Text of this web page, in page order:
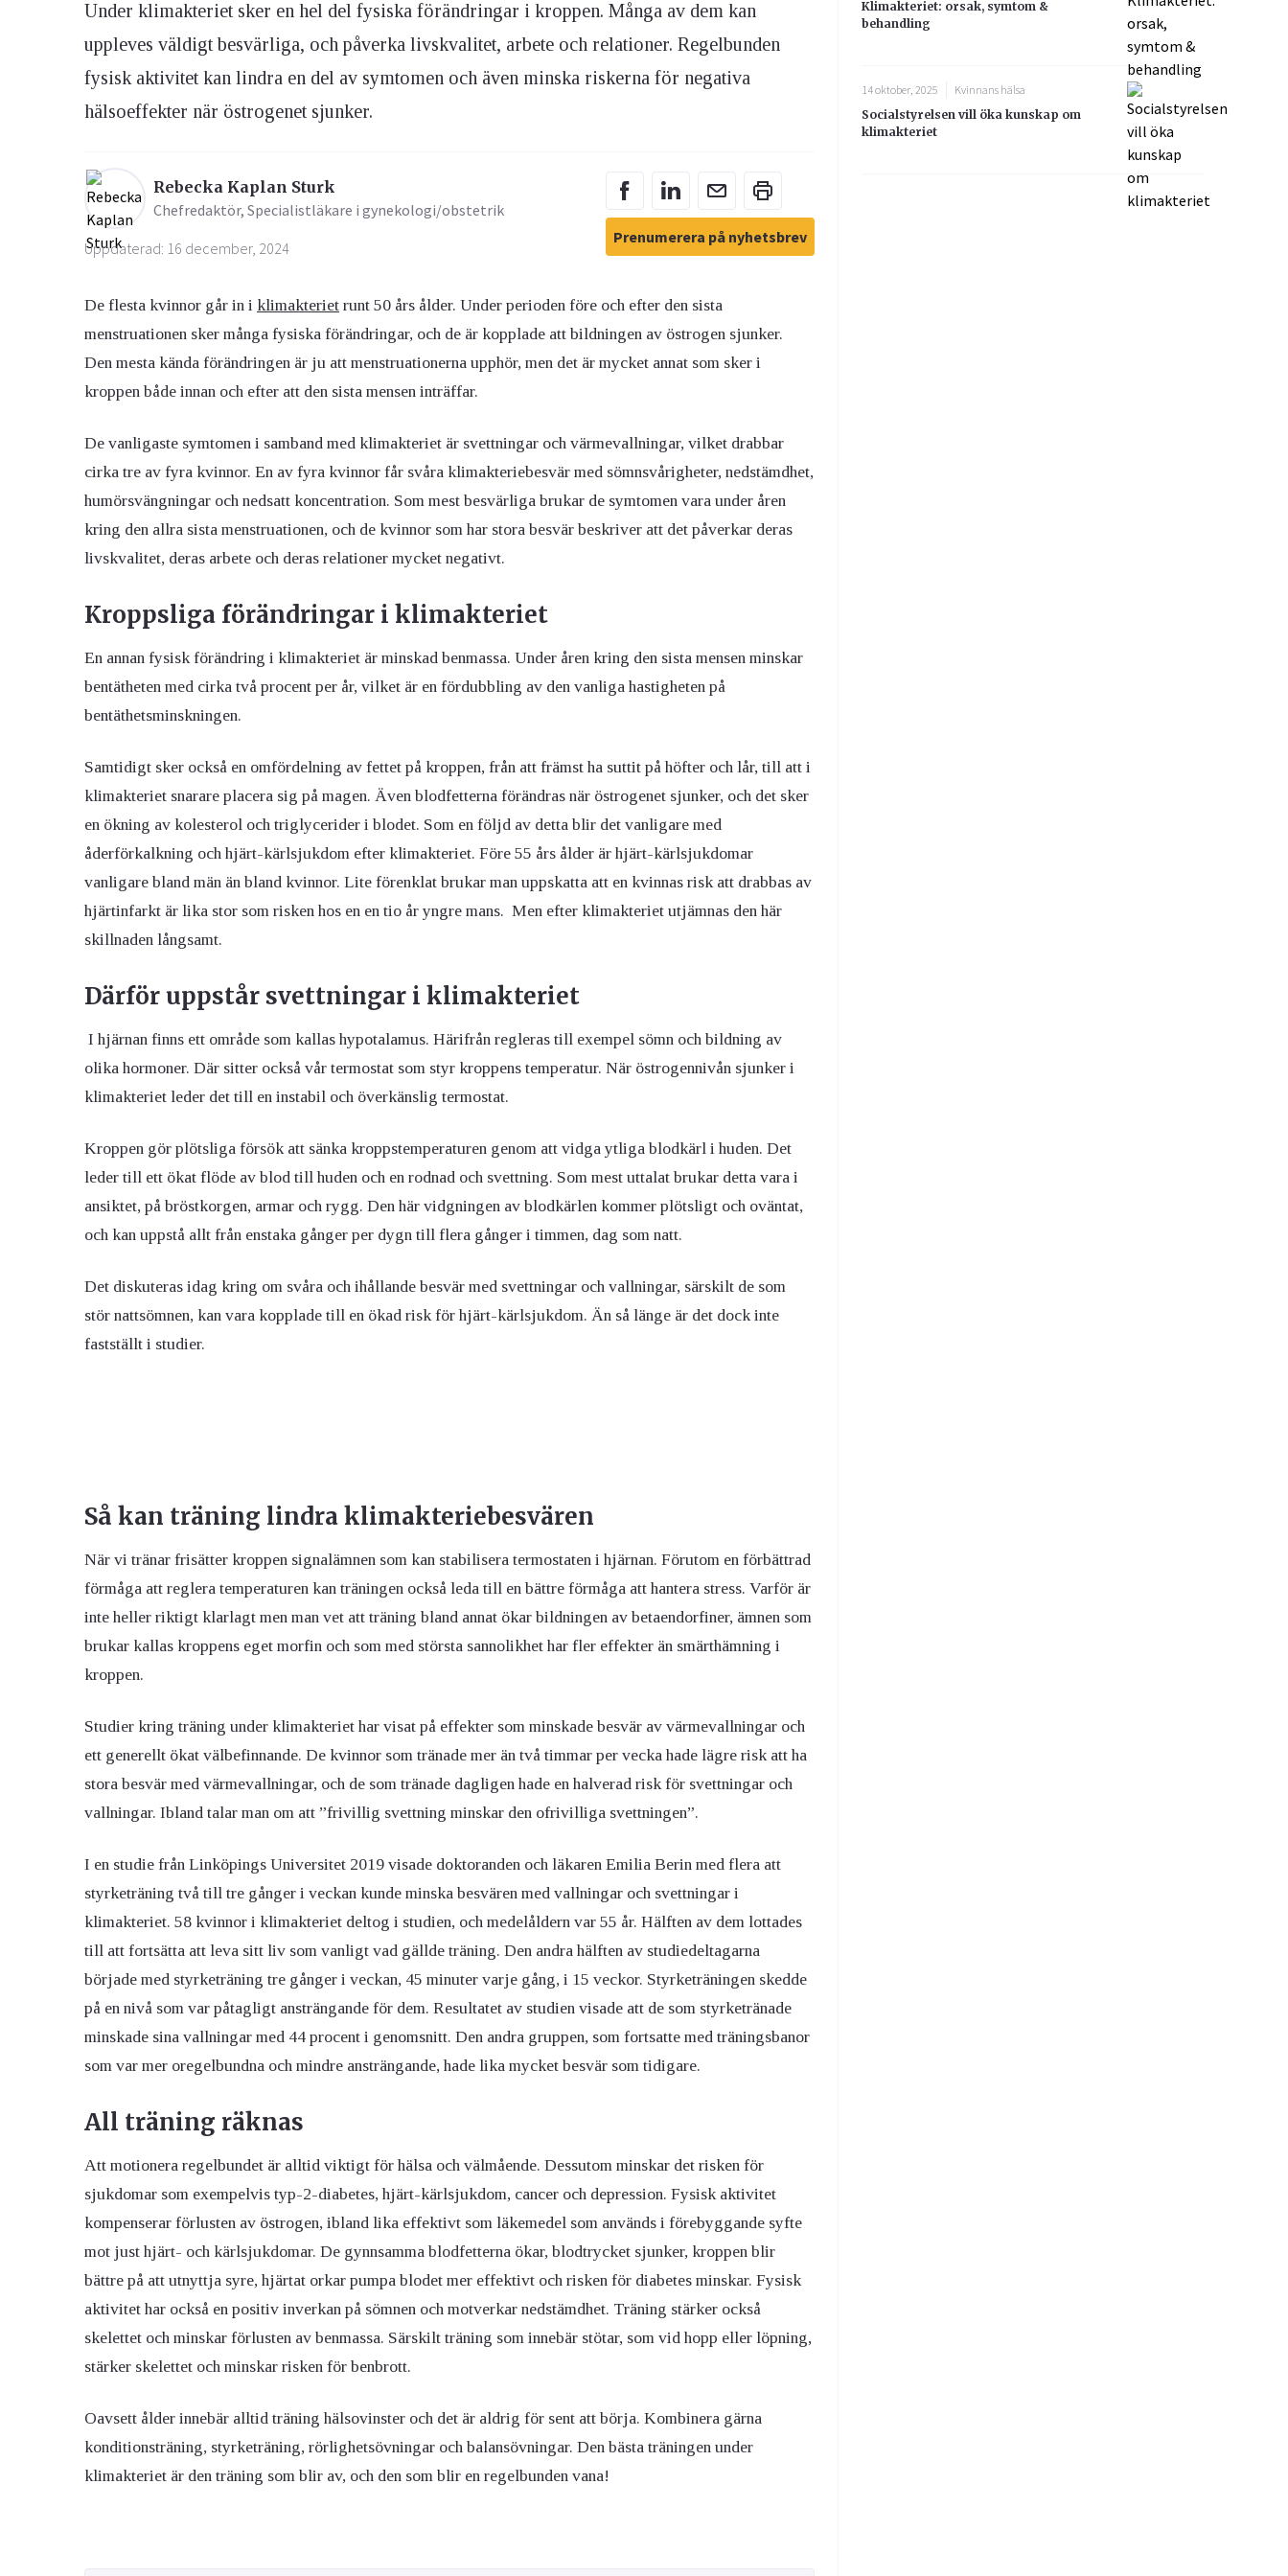
Ögon & Öron
Övervikt
Under klimakteriet sker en hel del fysiska förändringar i kroppen. Många av dem kan
uppleves väldigt besvärliga, och påverka livskvalitet, arbete och relationer. Regelbunden
fysisk aktivitet kan lindra en del av symtomen och även minska riskerna för negativa
hälsoeffekter när östrogenet sjunker.
Rebecka Kaplan Sturk
Chefredaktör, Specialistläkare i gynekologi/obstetrik
Uppdaterad: 16 december, 2024
Prenumerera på nyhetsbrev
De flesta kvinnor går in i klimakteriet runt 50 års ålder. Under perioden före och efter den sista
menstruationen sker många fysiska förändringar, och de är kopplade att bildningen av östrogen sjunker.
Den mesta kända förändringen är ju att menstruationerna upphör, men det är mycket annat som sker i
kroppen både innan och efter att den sista mensen inträffar.
De vanligaste symtomen i samband med klimakteriet är svettningar och värmevallningar, vilket drabbar
cirka tre av fyra kvinnor. En av fyra kvinnor får svåra klimakteriebesvär med sömnsvårigheter, nedstämdhet,
humörsvängningar och nedsatt koncentration. Som mest besvärliga brukar de symtomen vara under åren
kring den allra sista menstruationen, och de kvinnor som har stora besvär beskriver att det påverkar deras
livskvalitet, deras arbete och deras relationer mycket negativt.
Kroppsliga förändringar i klimakteriet
En annan fysisk förändring i klimakteriet är minskad benmassa. Under åren kring den sista mensen minskar
bentätheten med cirka två procent per år, vilket är en fördubbling av den vanliga hastigheten på
bentäthetsminskningen.
Samtidigt sker också en omfördelning av fettet på kroppen, från att främst ha suttit på höfter och lår, till att i
klimakteriet snarare placera sig på magen. Även blodfetterna förändras när östrogenet sjunker, och det sker
en ökning av kolesterol och triglycerider i blodet. Som en följd av detta blir det vanligare med
åderförkalkning och hjärt-kärlsjukdom efter klimakteriet. Före 55 års ålder är hjärt-kärlsjukdomar
vanligare bland män än bland kvinnor. Lite förenklat brukar man uppskatta att en kvinnas risk att drabbas av
hjärtinfarkt är lika stor som risken hos en en tio år yngre mans. Men efter klimakteriet utjämnas den här
skillnaden långsamt.
Därför uppstår svettningar i klimakteriet
I hjärnan finns ett område som kallas hypotalamus. Härifrån regleras till exempel sömn och bildning av
olika hormoner. Där sitter också vår termostat som styr kroppens temperatur. När östrogennivån sjunker i
klimakteriet leder det till en instabil och överkänslig termostat.
Kroppen gör plötsliga försök att sänka kroppstemperaturen genom att vidga ytliga blodkärl i huden. Det
leder till ett ökat flöde av blod till huden och en rodnad och svettning. Som mest uttalat brukar detta vara i
ansiktet, på bröstkorgen, armar och rygg. Den här vidgningen av blodkärlen kommer plötsligt och oväntat,
och kan uppstå allt från enstaka gånger per dygn till flera gånger i timmen, dag som natt.
Det diskuteras idag kring om svåra och ihållande besvär med svettningar och vallningar, särskilt de som
stör nattsömnen, kan vara kopplade till en ökad risk för hjärt-kärlsjukdom. Än så länge är det dock inte
fastställt i studier.
Så kan träning lindra klimakteriebesvären
När vi tränar frisätter kroppen signalämnen som kan stabilisera termostaten i hjärnan. Förutom en förbättrad
förmåga att reglera temperaturen kan träningen också leda till en bättre förmåga att hantera stress. Varför är
inte heller riktigt klarlagt men man vet att träning bland annat ökar bildningen av betaendorfiner, ämnen som
brukar kallas kroppens eget morfin och som med största sannolikhet har fler effekter än smärthämning i
kroppen.
Studier kring träning under klimakteriet har visat på effekter som minskade besvär av värmevallningar och
ett generellt ökat välbefinnande. De kvinnor som tränade mer än två timmar per vecka hade lägre risk att ha
stora besvär med värmevallningar, och de som tränade dagligen hade en halverad risk för svettningar och
vallningar. Ibland talar man om att ”frivillig svettning minskar den ofrivilliga svettningen”.
I en studie från Linköpings Universitet 2019 visade doktoranden och läkaren Emilia Berin med flera att
styrketräning två till tre gånger i veckan kunde minska besvären med vallningar och svettningar i
klimakteriet. 58 kvinnor i klimakteriet deltog i studien, och medelåldern var 55 år. Hälften av dem lottades
till att fortsätta att leva sitt liv som vanligt vad gällde träning. Den andra hälften av studiedeltagarna
började med styrketräning tre gånger i veckan, 45 minuter varje gång, i 15 veckor. Styrketräningen skedde
på en nivå som var påtagligt ansträngande för dem. Resultatet av studien visade att de som styrketränade
minskade sina vallningar med 44 procent i genomsnitt. Den andra gruppen, som fortsatte med träningsbanor
som var mer oregelbundna och mindre ansträngande, hade lika mycket besvär som tidigare.
All träning räknas
Att motionera regelbundet är alltid viktigt för hälsa och välmående. Dessutom minskar det risken för
sjukdomar som exempelvis typ-2-diabetes, hjärt-kärlsjukdom, cancer och depression. Fysisk aktivitet
kompenserar förlusten av östrogen, ibland lika effektivt som läkemedel som används i förebyggande syfte
mot just hjärt- och kärlsjukdomar. De gynnsamma blodfetterna ökar, blodtrycket sjunker, kroppen blir
bättre på att utnyttja syre, hjärtat orkar pumpa blodet mer effektivt och risken för diabetes minskar. Fysisk
aktivitet har också en positiv inverkan på sömnen och motverkar nedstämdhet. Träning stärker också
skelettet och minskar förlusten av benmassa. Särskilt träning som innebär stötar, som vid hopp eller löpning,
stärker skelettet och minskar risken för benbrott.
Oavsett ålder innebär alltid träning hälsovinster och det är aldrig för sent att börja. Kombinera gärna
konditionsträning, styrketräning, rörlighetsövningar och balansövningar. Den bästa träningen under
klimakteriet är den träning som blir av, och den som blir en regelbunden vana!
Klimakteriet: orsak, symtom &
behandling
14 oktober, 2025
Kvinnans hälsa
Socialstyrelsen vill öka kunskap om
klimakteriet